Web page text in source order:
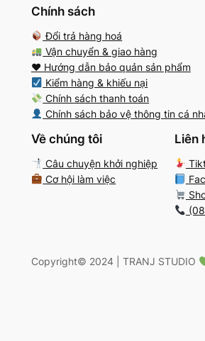
Chính sách
Đổi trả hàng hoá
Vận chuyển & giao hàng
♥️ Hướng dẫn bảo quản sản phẩm
Kiểm hàng & khiếu nại
Chính sách thanh toán
Chính sách bảo vệ thông tin cá
Về chúng tôi
Câu chuyện khởi nghiệp
Cơ hội làm việc
Liên
Copyright©️ 2024 | TRANJ STUDIO